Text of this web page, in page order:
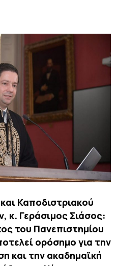
Καποδιστριακού
κ. Γεράσιμος Σιάσος:
του Πανεπιστημίου
ορόσημο για την
και την ακαδημαϊκή